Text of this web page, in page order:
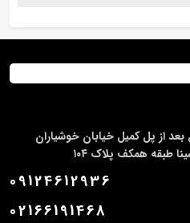
بعد از پل کمیل خیابان خوشیاران
طبقه همکف پلاک ۱۰۴
09124612936
02166191468